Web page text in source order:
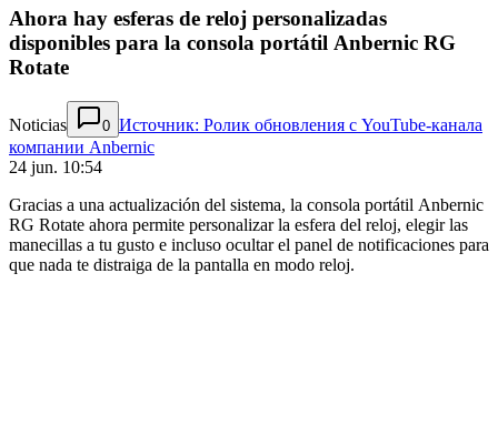
Ahora hay esferas de reloj personalizadas
disponibles para la consola portátil Anbernic RG
Rotate
Noticias 0 Источник: Ролик обновления с YouTube-канала
компании Anbernic
24 jun. 10:54
Gracias a una actualización del sistema, la consola portátil Anbernic
RG Rotate ahora permite personalizar la esfera del reloj, elegir las
manecillas a tu gusto e incluso ocultar el panel de notificaciones para
que nada te distraiga de la pantalla en modo reloj.